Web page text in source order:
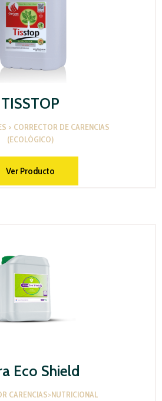
TISSTOP
> CORRECTOR DE CARENCIAS
(ECOLÓGICO)
Ver Producto
Eco Shield
CARENCIAS>NUTRICIONAL